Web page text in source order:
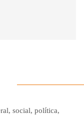
social, política,